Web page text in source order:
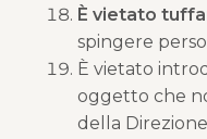
È vietato
spingere
È vietato
oggetto che
della